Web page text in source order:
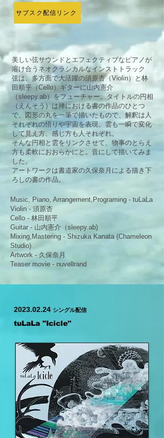
サブスク配信リンク
美しい弦サウンドとエフェクティブなピアノが
溶け合うネオクラシカルなインストトラック
弦は、多方面で大活躍の須原杏（Violin）と林
田順平（Cello）ギターに山内憲介
（sleepy.ab）をフューチャー。タイトルの円相
（えんそう）は禅における書の作品のひとつ
で、図形の丸を一筆で描いたもので、解釈は人
それぞれの悟りや宇宙を表現。雲も一瞬で変化
して見え方、感じ方も人それぞれ。
そんな円相と雲をリンクさせて、物事のとらえ
方も柔軟におおらかにと。音にして描いてみま
した。
アートワークは書道家の久保奈月による描き下
ろしの書の作品。
Music, Piano, Arrangement,Programing - tuLaLa
Violin - 須原杏
Cello - 林田順平
Guitar - 山内憲介（sleepy.ab)
Mixing,Mastering - Shizuka Kanata (Chameleon
Studio)
Artwork - 久保奈月
Teaser movie - nuvellrand
2023.02.24 シングル配信
tuLaLa "Icicle"